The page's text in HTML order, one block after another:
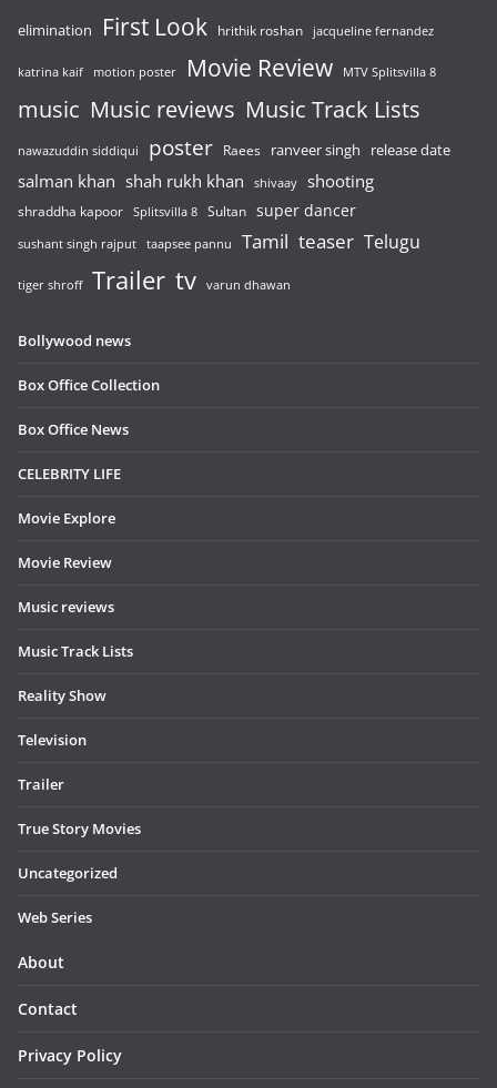
elimination First Look hrithik roshan jacqueline fernandez
katrina kaif motion poster Movie Review MTV Splitsvilla 8
music Music reviews Music Track Lists
nawazuddin siddiqui poster Raees ranveer singh release date
salman khan shah rukh khan shivaay shooting
shraddha kapoor Splitsvilla 8 Sultan super dancer
sushant singh rajput taapsee pannu Tamil teaser Telugu
tiger shroff Trailer tv varun dhawan
Bollywood news
Box Office Collection
Box Office News
CELEBRITY LIFE
Movie Explore
Movie Review
Music reviews
Music Track Lists
Reality Show
Television
Trailer
True Story Movies
Uncategorized
Web Series
About
Contact
Privacy Policy